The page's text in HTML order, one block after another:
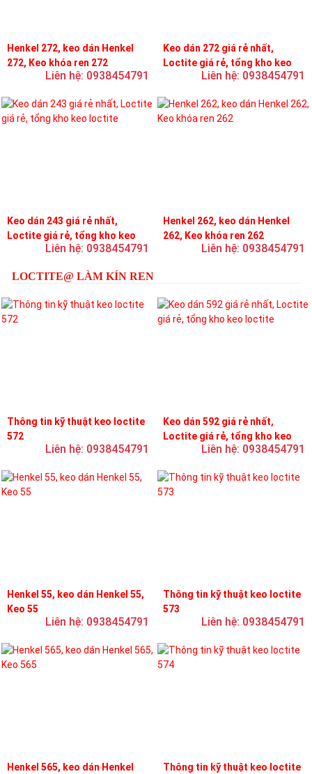
Henkel 272, keo dán Henkel
272, Keo khóa ren 272
Liên hệ: 0938454791
Keo dán 272 giá rẻ nhất,
Loctite giá rẻ, tổng kho keo
Liên hệ: 0938454791
Keo dán 243 giá rẻ nhất,
Loctite giá rẻ, tổng kho keo
Liên hệ: 0938454791
Henkel 262, keo dán Henkel
262, Keo khóa ren 262
Liên hệ: 0938454791
LOCTITE@ LÀM KÍN REN
Thông tin kỹ thuật keo loctite
572
Liên hệ: 0938454791
Keo dán 592 giá rẻ nhất,
Loctite giá rẻ, tổng kho keo
Liên hệ: 0938454791
Henkel 55, keo dán Henkel 55,
Keo 55
Liên hệ: 0938454791
Thông tin kỹ thuật keo loctite
573
Liên hệ: 0938454791
Henkel 565, keo dán Henkel
Thông tin kỹ thuật keo loctite